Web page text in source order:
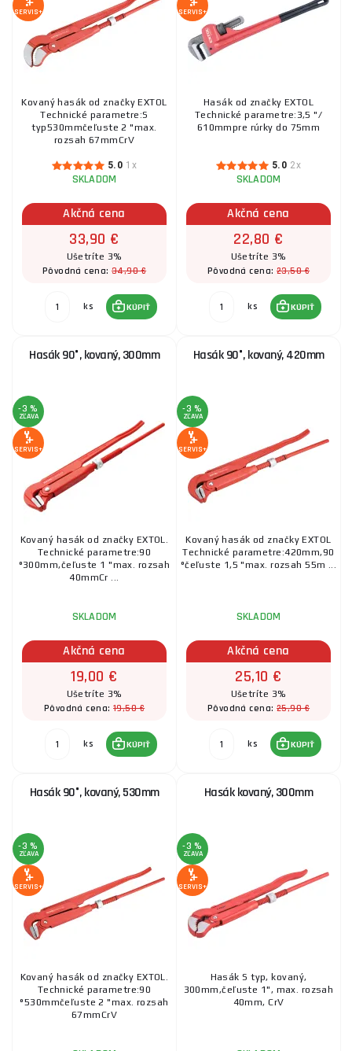
SERVIS+
Kovaný hasák od značky EXTOL
Technické parametre:S
typ530mmčeľuste 2 "max.
rozsah 67mmCrV
5.0 1x
SKLADOM
Akčná cena
33,90 €
Ušetríte 3%
Pôvodná cena:34,90 €
ks KÚPIŤ
SERVIS+
Hasák od značky EXTOL
Technické parametre:3,5 "/
610mmpre rúrky do 75mm
5.0 2x
SKLADOM
Akčná cena
22,80 €
Ušetríte 3%
Pôvodná cena:23,50 €
ks KÚPIŤ
Hasák 90°, kovaný, 300mm
-3 %
ZĽAVA
SERVIS+
Kovaný hasák od značky EXTOL.
Technické parametre:90
°300mm,čeľuste 1 "max. rozsah
40mmCr ...
SKLADOM
Akčná cena
19,00 €
Ušetríte 3%
Pôvodná cena:19,50 €
ks KÚPIŤ
Hasák 90°, kovaný, 420mm
-3 %
ZĽAVA
SERVIS+
Kovaný hasák od značky EXTOL
Technické parametre:420mm,90
°čeľuste 1,5 "max. rozsah 55m ...
SKLADOM
Akčná cena
25,10 €
Ušetríte 3%
Pôvodná cena:25,90 €
ks KÚPIŤ
Hasák 90°, kovaný, 530mm
-3 %
ZĽAVA
SERVIS+
Kovaný hasák od značky EXTOL.
Technické parametre:90
°530mmčeľuste 2 "max. rozsah
67mmCrV
Hasák kovaný, 300mm
-3 %
ZĽAVA
SERVIS+
Hasák S typ, kovaný,
300mm,čeľuste 1", max. rozsah
40mm, CrV